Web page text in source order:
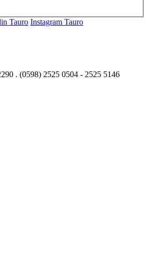
Tauro Instagram Tauro
. (0598) 2525 0504 - 2525 5146